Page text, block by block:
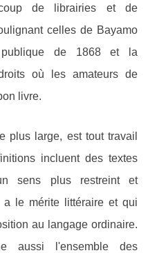
de librairies et de
celles de Bayamo
de 1868 et la
où les amateurs de
livre.
plus large, est tout travail
incluent des textes
sens plus restreint et
a le mérite littéraire et qui
au langage ordinaire.
aussi l'ensemble des